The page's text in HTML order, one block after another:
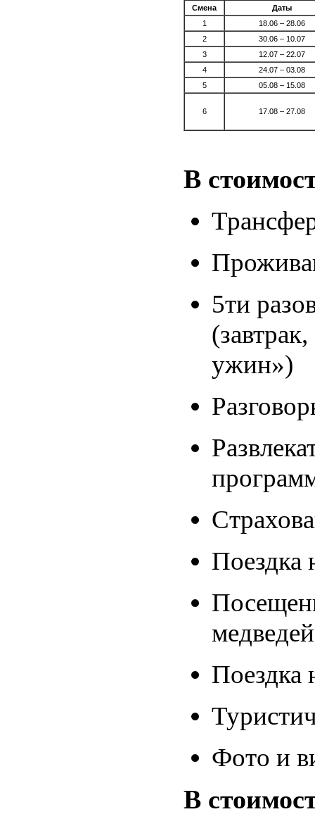
Смена
Даты
1
18.06 – 28.06
2
30.06 – 10.07
3
12.07 – 22.07
4
24.07 – 03.08
5
05.08 – 15.08
6 17.08 – 27.08
В
5ти
ужин»)
Поездка
медведей
Поездка
Фото и
В